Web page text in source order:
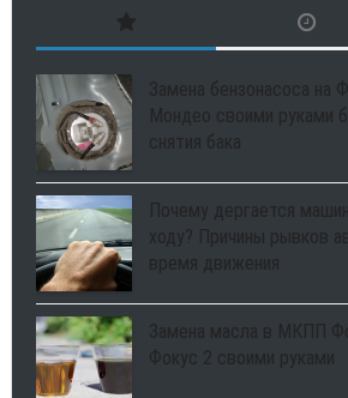
Замена бензонасоса на
Мондео своими руками
снятия бака
Почему дергается
ходу? Причины рывков
время движения
Замена масла в МКПП
Фокус 2 своими руками